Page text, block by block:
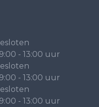
- 13:00 uur
- 13:00 uur
- 13:00 uur